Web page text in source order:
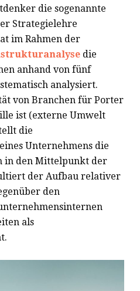
die sogenannte
Strategielehre
im Rahmen der
die
anhand von fünf
analysiert.
von Branchen für Porter
ist (externe Umwelt
die
Unternehmens die
in den Mittelpunkt der
der Aufbau relativer
den
als